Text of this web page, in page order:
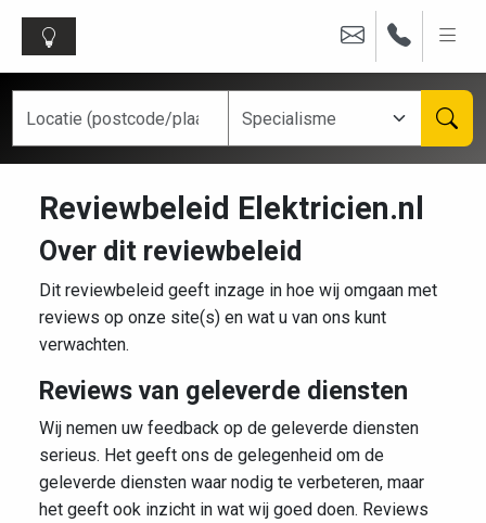
Reviewbeleid Elektricien.nl
Over dit reviewbeleid
Dit reviewbeleid geeft inzage in hoe wij omgaan met
reviews op onze site(s) en wat u van ons kunt
verwachten.
Reviews van geleverde diensten
Wij nemen uw feedback op de geleverde diensten
serieus. Het geeft ons de gelegenheid om de
geleverde diensten waar nodig te verbeteren, maar
het geeft ook inzicht in wat wij goed doen. Reviews